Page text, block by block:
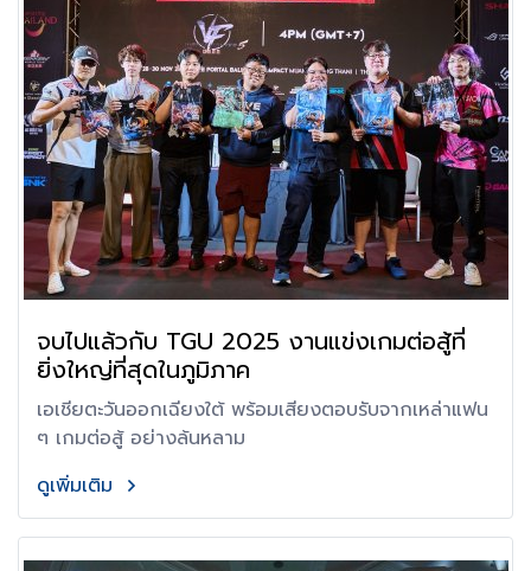
จบไปแล้วกับ TGU 2025 งานแข่งเกมต่อสู้ที่
ยิ่งใหญ่ที่สุดในภูมิภาค
เอเชียตะวันออกเฉียงใต้ พร้อมเสียงตอบรับจากเหล่าแฟน
ๆ เกมต่อสู้ อย่างล้นหลาม
ดูเพิ่มเติม